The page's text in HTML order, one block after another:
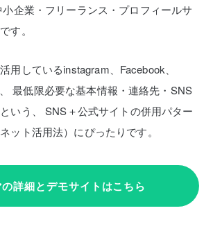
小企業・フリーランス・プロフィールサ
す。
用しているinstagram、Facebook、
最低限必要な基本情報・連絡先・SNS
いう、
SNS＋公式サイトの併用パター
ット活用法）にぴったりです。
詳細とデモサイトはこちら